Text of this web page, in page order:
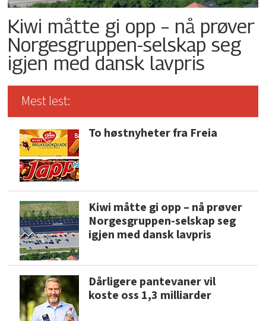
Kiwi måtte gi opp – nå prøver
Norgesgruppen-selskap seg
igjen med dansk lavpris
Mest lest:
To høstnyheter fra Freia
Kiwi måtte gi opp – nå prøver
Norgesgruppen-selskap seg
igjen med dansk lavpris
Dårligere pantevaner vil
koste oss 1,3 milliarder